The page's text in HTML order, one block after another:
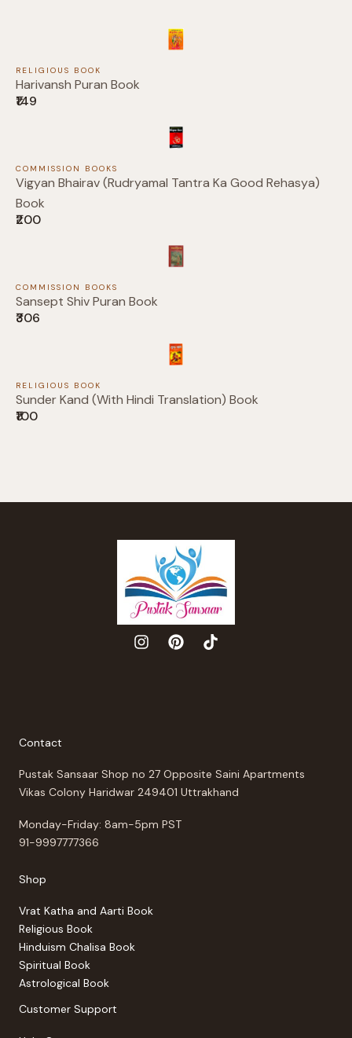
RELIGIOUS BOOK
Harivansh Puran Book
₹149
COMMISSION BOOKS
Vigyan Bhairav (Rudryamal Tantra Ka Good Rehasya)
Book
₹200
COMMISSION BOOKS
Sansept Shiv Puran Book
₹306
RELIGIOUS BOOK
Sunder Kand (With Hindi Translation) Book
₹100
Contact
Pustak Sansaar Shop no 27 Opposite Saini Apartments
Vikas Colony Haridwar 249401 Uttrakhand
Monday-Friday: 8am-5pm PST
91-9997777366
Shop
Vrat Katha and Aarti Book
Religious Book
Hinduism Chalisa Book
Spiritual Book
Astrological Book
Customer Support
Submit Review
Thanks for your review!